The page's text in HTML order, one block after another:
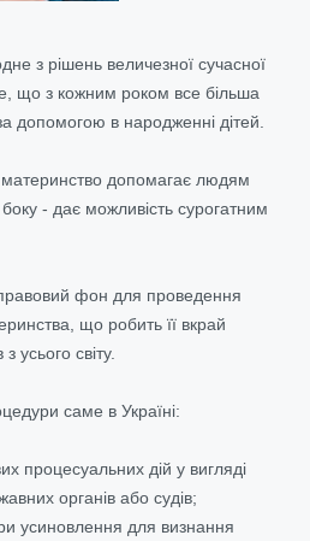
з рішень величезної сучасної
що з кожним роком все більша
допомогою в народженні дітей.
материнство допомагає людям
- дає можливість сурогатним
фон для проведення
що робить її вкрай
усього світу.
саме в Україні:
процесуальних дій у вигляді
органів або судів;
усиновлення для визнання